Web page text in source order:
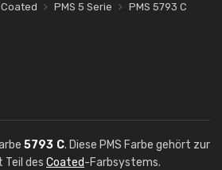
Coated PMS 5 Serie PMS 5793 C
5793 C. Diese PMS Farbe gehört zur
Teil des Coated-Farbsystems.